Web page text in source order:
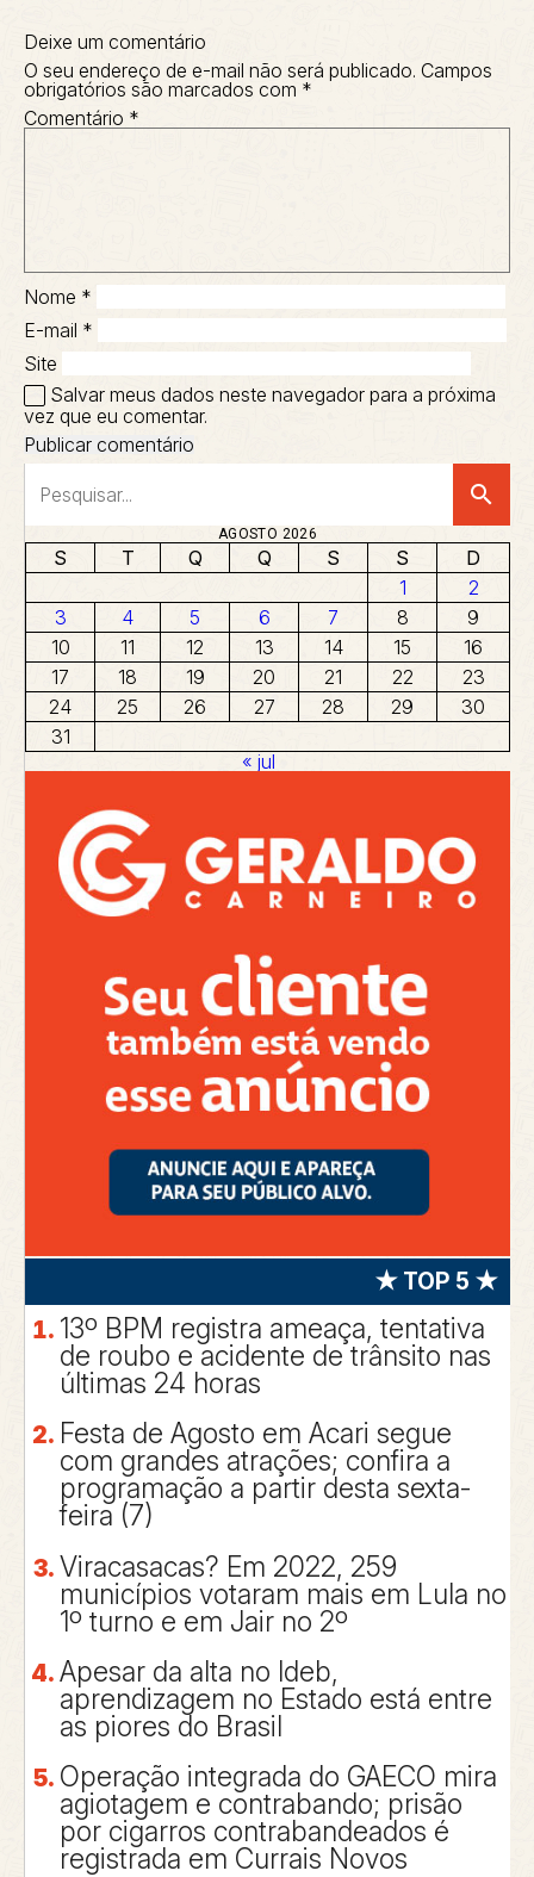
Deixe um comentário
O seu endereço de e-mail não será publicado. Campos
obrigatórios são marcados com *
Comentário *
Nome *
E-mail *
Site
Salvar meus dados neste navegador para a próxima
vez que eu comentar.
search
AGOSTO 2026
S T Q Q S S
D
1
2
3
4 5 6 7 8
9
10
11 12 13 14 15
16
17
18 19 20 21 22
23
24
25 26 27 28 29
30
31
« jul
★ TOP 5 ★
13º BPM registra ameaça, tentativa
de roubo e acidente de trânsito nas
últimas 24 horas
Festa de Agosto em Acari segue
com grandes atrações; confira a
programação a partir desta sexta-
feira (7)
Viracasacas? Em 2022, 259
municípios votaram mais em Lula no
1º turno e em Jair no 2º
Apesar da alta no Ideb,
aprendizagem no Estado está entre
as piores do Brasil
Operação integrada do GAECO mira
agiotagem e contrabando; prisão
por cigarros contrabandeados é
registrada em Currais Novos